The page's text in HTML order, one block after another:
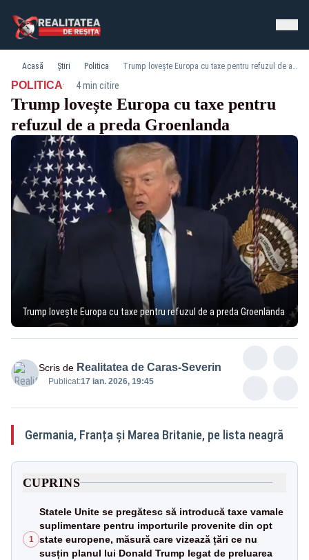
Acasă Știri Politica Trump lovește Europa cu taxe pentru refuzul de a preda Groenlanda
POLITICA· 4 min citire
Trump lovește Europa cu taxe pentru
refuzul de a preda Groenlanda
Trump lovește Europa cu taxe pentru refuzul de a preda Groenlanda
Scris de Realitatea de Caras-Severin
Publicat:17 ian. 2026, 19:45
Germania, Franța și Marea Britanie, pe lista neagră
CUPRINS
1
Statele Unite se pregătesc să introducă taxe vamale
suplimentare pentru importurile provenite din opt
state europene, măsură care vizează țări ce nu
susțin planul lui Donald Trump legat de preluarea